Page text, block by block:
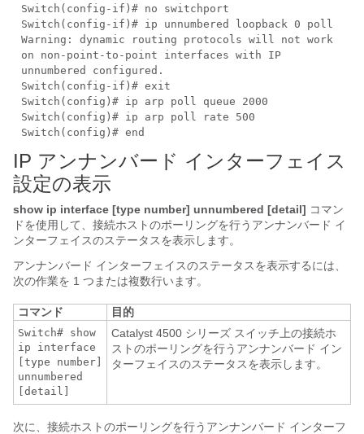
Switch(config-if)# no switchport
Switch(config-if)# ip unnumbered loopback 0 poll
Warning: dynamic routing protocols will not work
on non-point-to-point interfaces with IP
unnumbered configured.
Switch(config-if)# exit
Switch(config)# ip arp poll queue 2000
Switch(config)# ip arp poll rate 500
Switch(config)# end
IP アンナンバード インターフェイス
設定の表示
show ip interface [type number] unnumbered [detail] コマン
ドを使用して、接続ホストのポーリングを行うアンナンバード イ
ンターフェイスのステータスを表示します。
アンナンバード インターフェイスのステータスを表示するには、
次の作業を 1 つまたは複数行います。
コマンド 目的
Switch# show
ip interface
[type number]
unnumbered
[detail]
Catalyst 4500 シリーズ スイッチ上の接続ホ
ストのポーリングを行うアンナンバード イン
ターフェイスのステータスを表示します。
次に、接続ホストのポーリングを行うアンナンバード インターフ